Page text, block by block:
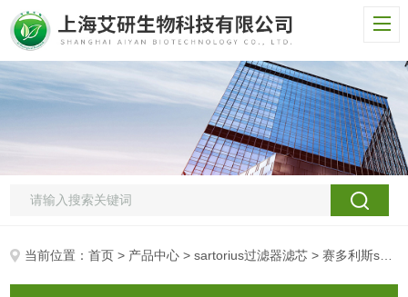
当前位置：首页 > 产品中心 >sartorius过滤器滤芯 > 赛多利斯sartorius滤芯